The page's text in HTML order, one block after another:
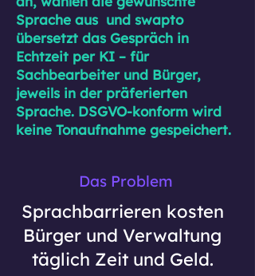
Sprache aus und swapto
übersetzt das Gespräch in
Echtzeit per KI – für
Sachbearbeiter und Bürger,
jeweils in der präferierten
Sprache. DSGVO-konform wird
keine Tonaufnahme gespeichert.
Das Problem
Sprachbarrieren kosten
Bürger und Verwaltung
täglich Zeit und Geld.